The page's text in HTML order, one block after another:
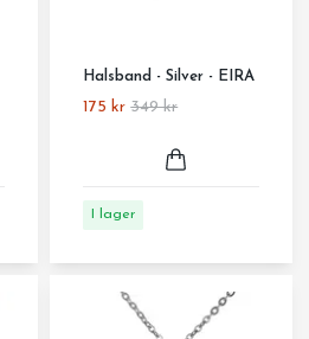
Halsband - Silver - EIRA
175 kr 349 kr
I lager